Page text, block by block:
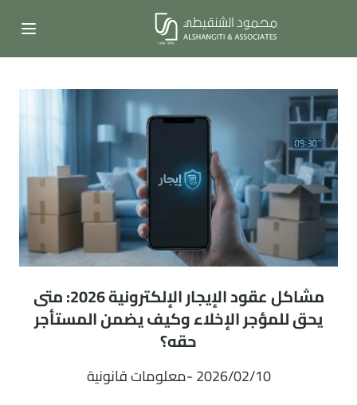
مشاكل عقود الإيجار الإلكترونية 2026: متى
يحق للمؤجر الإخلاء وكيف يضمن المستأجر
حقه؟
2026/02/10 - معلومات قانونية